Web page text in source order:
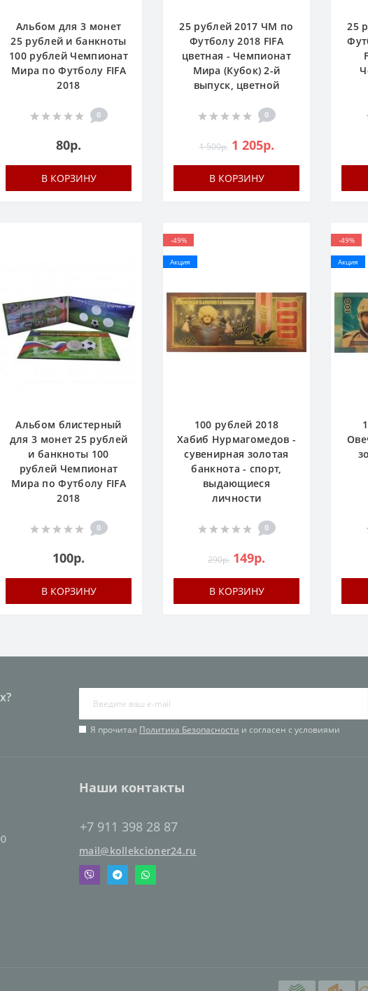
Альбом для 3 монет
25 рублей и банкноты
100 рублей Чемпионат
Мира по Футболу FIFA
2018
0
80р.
В КОРЗИНУ
25 рублей 2017 ЧМ по
Футболу 2018 FIFA
цветная - Чемпионат
Мира (Кубок) 2-й
выпуск, цветной
0
1 500р. 1 205р.
В КОРЗИНУ
25
Альбом блистерный
для 3 монет 25 рублей
и банкноты 100
рублей Чемпионат
Мира по Футболу FIFA
2018
0
100р.
В КОРЗИНУ
-49%
Акция
100 рублей 2018
Хабиб Нурмагомедов -
сувенирная золотая
банкнота - спорт,
выдающиеся
личности
0
290р. 149р.
В КОРЗИНУ
-49%
Акция
Я прочитал Политика Безопасности и согласен с условиями
Наши контакты
+7 911 398 28 87
mail@kollekcioner24.ru